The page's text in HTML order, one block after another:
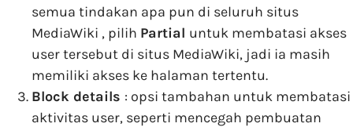
semua tindakan apa pun di seluruh situs
MediaWiki , pilih Partial untuk membatasi akses
user tersebut di situs MediaWiki, jadi ia masih
memiliki akses ke halaman tertentu.
Block details : opsi tambahan untuk membatasi
aktivitas user, seperti mencegah pembuatan